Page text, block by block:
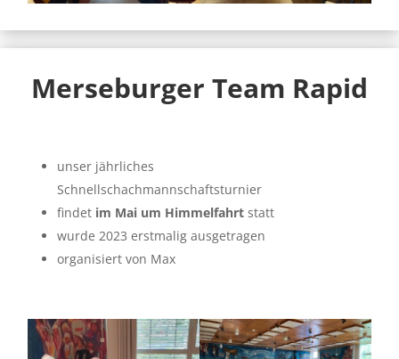
Merseburger Team Rapid
unser jährliches
Schnellschachmannschaftsturnier
findet im Mai um Himmelfahrt statt
wurde 2023 erstmalig ausgetragen
organisiert von Max